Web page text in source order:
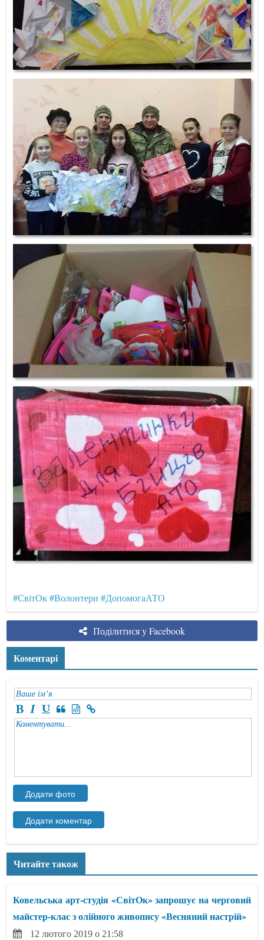
#СвітОк #Волонтери #ДопомогаАТО
Поділитися у Facebook
Коментарі
Читайте також
Ковельська арт-студія «СвітОк» запрошує на черговий
майстер-клас з олійного живопису «Весняний настрій»
12 лютого 2019 о 21:58